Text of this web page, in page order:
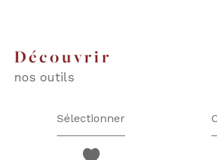
découvrir
nos outils
Sélectionner